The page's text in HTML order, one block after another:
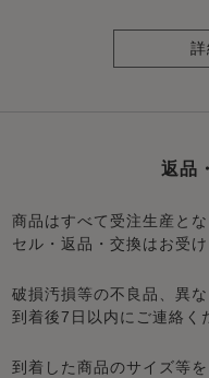
返品
商品はすべて受注生産と
セル・返品・交換はお受け
破損汚損等の不良品、異
到着後7日以内にご連絡く
到着した商品のサイズ等を